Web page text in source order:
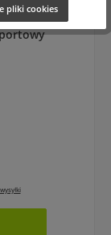
pliki cookies